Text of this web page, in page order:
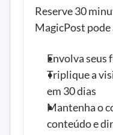
Reserve 30
MagicPost pode
Envolva seus
Triplique a
em 30 dias
Mantenha o
conteúdo e